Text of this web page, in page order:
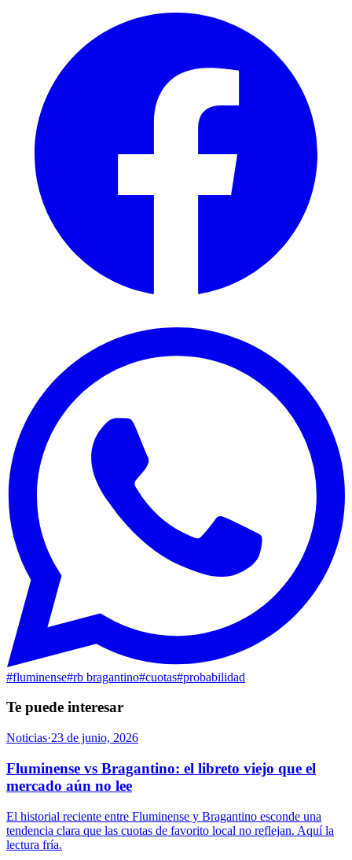
#fluminense#rb bragantino#cuotas#probabilidad
Te puede interesar
Noticias·23 de junio, 2026
Fluminense vs Bragantino: el libreto viejo que el
mercado aún no lee
El historial reciente entre Fluminense y Bragantino esconde una
tendencia clara que las cuotas de favorito local no reflejan. Aquí la
lectura fría.